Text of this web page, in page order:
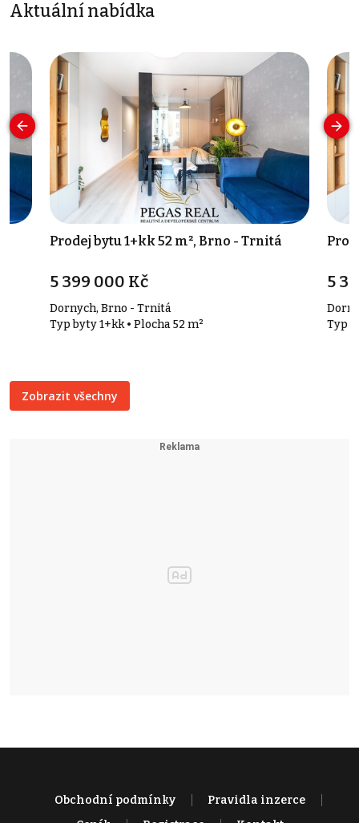
Aktuální nabídka
Prodej bytu 1+kk 52 m², Brno - Trnitá
5 399 000 Kč
Dornych, Brno - Trnitá
Typ byty 1+kk • Plocha 52 m²
5
Typ
Zobrazit všechny
Obchodní podmínky
Pravidla inzerce